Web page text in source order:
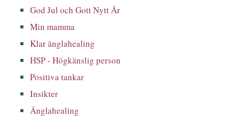
God Jul och Gott Nytt År
Min mamma
Klar änglahealing
HSP - Högkänslig person
Positiva tankar
Insikter
Änglahealing